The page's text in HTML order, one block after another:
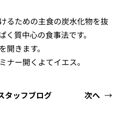
るための主食の炭水化物を抜
く質中心の食事法です。
きます。
ナー開くよてイエス。
タッフブログ 次へ →